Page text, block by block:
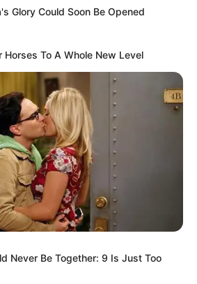
Month Your Electric Bill Won't
Glory Could Soon Be Opened
Horses To A Whole New Level
Never Be Together: 9 Is Just Too